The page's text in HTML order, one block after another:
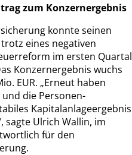
zum Konzernergebnis
konnte seinen
eines negativen
im ersten Quartal
Konzernergebnis wuchs
EUR. „Erneut haben
und die Personen-
Kapitalanlageergebnis
sagte Ulrich Wallin, im
für den